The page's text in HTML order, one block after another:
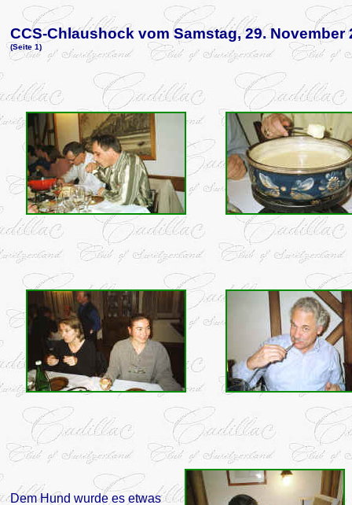
CCS-Chlaushock vom Samstag, 29. November
(Seite 1)
Dem Hund wurde es etwas